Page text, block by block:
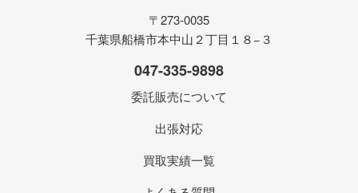
〒273-0035
千葉県船橋市本中山２丁目１８−３
047-335-9898
委託販売について
出張対応
買取実績一覧